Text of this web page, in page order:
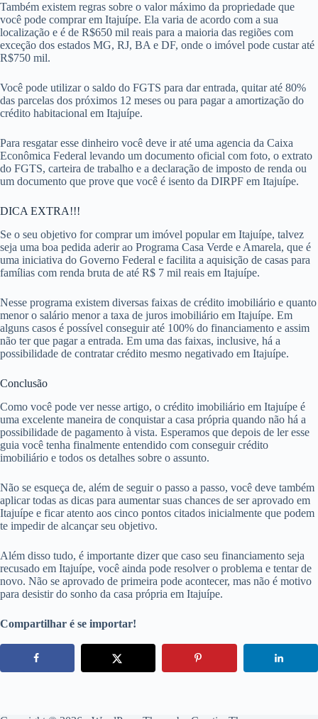
Também existem regras sobre o valor máximo da propriedade que
você pode comprar em Itajuípe. Ela varia de acordo com a sua
localização e é de R$650 mil reais para a maioria das regiões com
exceção dos estados MG, RJ, BA e DF, onde o imóvel pode custar até
R$750 mil.
Você pode utilizar o saldo do FGTS para dar entrada, quitar até 80%
das parcelas dos próximos 12 meses ou para pagar a amortização do
crédito habitacional em Itajuípe.
Para resgatar esse dinheiro você deve ir até uma agencia da Caixa
Econômica Federal levando um documento oficial com foto, o extrato
do FGTS, carteira de trabalho e a declaração de imposto de renda ou
um documento que prove que você é isento da DIRPF em Itajuípe.
DICA EXTRA!!!
Se o seu objetivo for comprar um imóvel popular em Itajuípe, talvez
seja uma boa pedida aderir ao Programa Casa Verde e Amarela, que é
uma iniciativa do Governo Federal e facilita a aquisição de casas para
famílias com renda bruta de até R$ 7 mil reais em Itajuípe.
Nesse programa existem diversas faixas de crédito imobiliário e quanto
menor o salário menor a taxa de juros imobiliário em Itajuípe. Em
alguns casos é possível conseguir até 100% do financiamento e assim
não ter que pagar a entrada. Em uma das faixas, inclusive, há a
possibilidade de contratar crédito mesmo negativado em Itajuípe.
Conclusão
Como você pode ver nesse artigo, o crédito imobiliário em Itajuípe é
uma excelente maneira de conquistar a casa própria quando não há a
possibilidade de pagamento à vista. Esperamos que depois de ler esse
guia você tenha finalmente entendido com conseguir crédito
imobiliário e todos os detalhes sobre o assunto.
Não se esqueça de, além de seguir o passo a passo, você deve também
aplicar todas as dicas para aumentar suas chances de ser aprovado em
Itajuípe e ficar atento aos cinco pontos citados inicialmente que podem
te impedir de alcançar seu objetivo.
Além disso tudo, é importante dizer que caso seu financiamento seja
recusado em Itajuípe, você ainda pode resolver o problema e tentar de
novo. Não se aprovado de primeira pode acontecer, mas não é motivo
para desistir do sonho da casa própria em Itajuípe.
Compartilhar é se importar!